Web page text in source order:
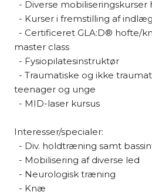
- Diverse mobiliseringskurser
- Kurser i fremstilling af indlæg
- Certificeret GLA:D® hofte/
master class
- Fysiopilatesinstruktør
- Traumatiske og ikke
teenager og unge
- MID-laser kursus
Interesser/specialer:
- Div. holdtræning samt
- Mobilisering af diverse led
- Neurologisk træning
- Knæ